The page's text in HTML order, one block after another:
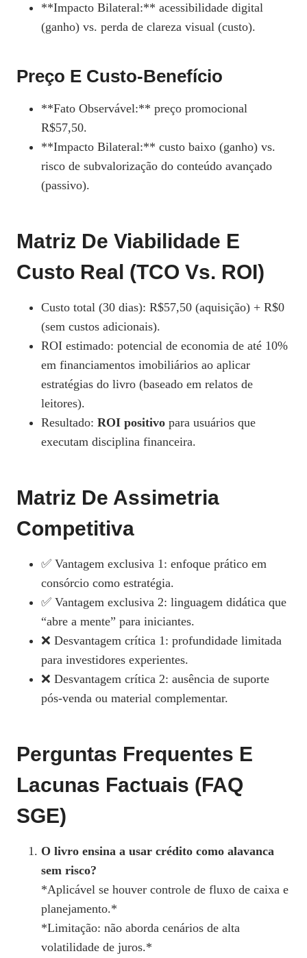
**Impacto Bilateral:** acessibilidade digital
(ganho) vs. perda de clareza visual (custo).
Preço E Custo‑Benefício
**Fato Observável:** preço promocional
R$57,50.
**Impacto Bilateral:** custo baixo (ganho) vs.
risco de subvalorização do conteúdo avançado
(passivo).
Matriz De Viabilidade E
Custo Real (TCO Vs. ROI)
Custo total (30 dias): R$57,50 (aquisição) + R$0
(sem custos adicionais).
ROI estimado: potencial de economia de até 10%
em financiamentos imobiliários ao aplicar
estratégias do livro (baseado em relatos de
leitores).
Resultado: ROI positivo para usuários que
executam disciplina financeira.
Matriz De Assimetria
Competitiva
✅ Vantagem exclusiva 1: enfoque prático em
consórcio como estratégia.
✅ Vantagem exclusiva 2: linguagem didática que
“abre a mente” para iniciantes.
❌ Desvantagem crítica 1: profundidade limitada
para investidores experientes.
❌ Desvantagem crítica 2: ausência de suporte
pós‑venda ou material complementar.
Perguntas Frequentes E
Lacunas Factuais (FAQ
SGE)
O livro ensina a usar crédito como alavanca
sem risco?
*Aplicável se houver controle de fluxo de caixa e
planejamento.*
*Limitação: não aborda cenários de alta
volatilidade de juros.*